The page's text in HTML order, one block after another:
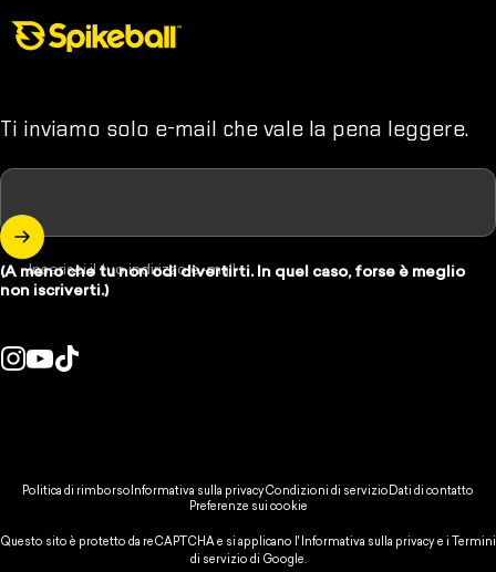
Ti inviamo solo e-mail che vale la pena leggere.
Inserisci il tuo indirizzo e-mail
(A meno che tu non odi divertirti. In quel caso, forse è meglio
non iscriverti.)
Politica di rimborso Informativa sulla privacyCondizioni di servizio Dati di contatto
Preferenze sui cookie
Questo sito è protetto da reCAPTCHA e si applicano l' Informativa sulla privacye i Termini
di servizio di Google.